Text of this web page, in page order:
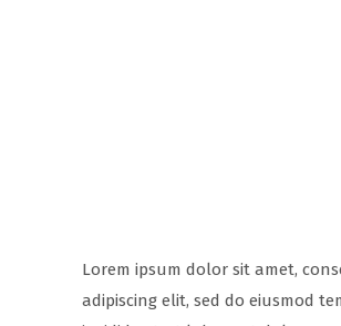
Lorem ipsum dolor sit amet,
adipiscing elit, sed do eiusmod